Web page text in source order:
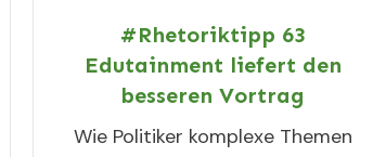
#Rhetoriktipp 63
Edutainment liefert den
besseren Vortrag
Wie Politiker komplexe Themen